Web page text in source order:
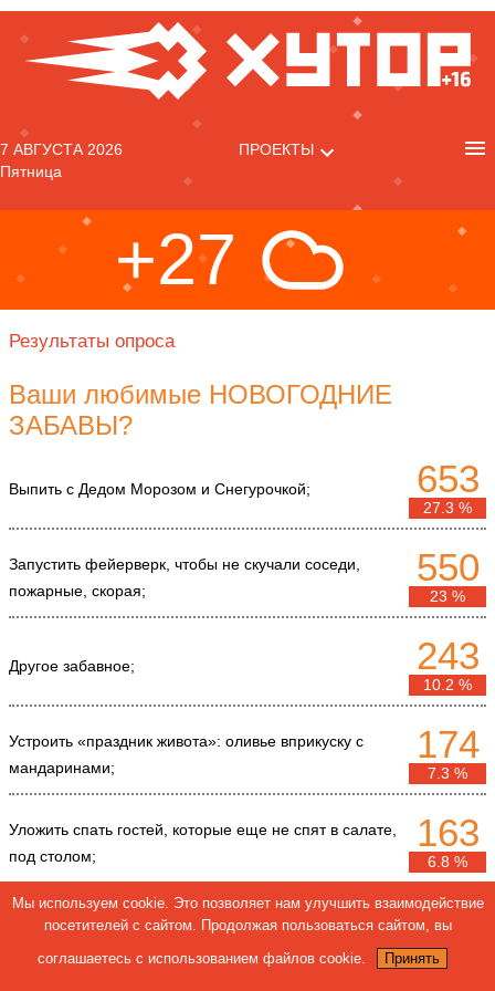
7 АВГУСТА 2026
Пятница
ПРОЕКТЫ
+27
Результаты опроса
Ваши любимые НОВОГОДНИЕ
ЗАБАВЫ?
Выпить с Дедом Морозом и Снегурочкой; 653
27.3 %
Запустить фейерверк, чтобы не скучали соседи,
пожарные, скорая;
550
23 %
Другое забавное; 243
10.2 %
Устроить «праздник живота»: оливье вприкуску с
мандаринами;
174
7.3 %
Уложить спать гостей, которые еще не спят в салате,
под столом;
163
6.8 %
Орать громко песни, чтобы эта ночь стала для города
149
6.2 %
Мы используем cookie. Это позволяет нам улучшить взаимодействие
посетителей с сайтом. Продолжая пользоваться сайтом, вы
соглашаетесь с использованием файлов cookie.
Принять